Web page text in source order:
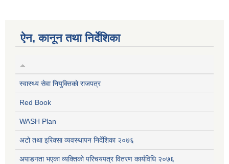
ऐन, कानून तथा निर्देशिका
स्वास्थ्य सेवा नियुक्तिको राजपत्र
Red Book
WASH Plan
अटो तथा इरिक्सा व्यवस्थापन निर्देशिका २०७६
अपाङगता भएका व्यक्तिको परिचयपत्र वितरण कार्यविधि २०७६